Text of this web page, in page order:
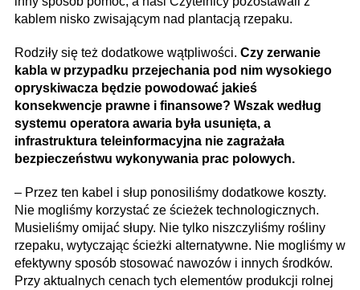
kablem nisko zwisającym nad plantacją rzepaku.
Rodziły się też dodatkowe wątpliwości. Czy zerwanie
kabla w przypadku przejechania pod nim wysokiego
opryskiwacza będzie powodować jakieś
konsekwencje prawne i finansowe? Wszak według
systemu operatora awaria była usunięta, a
infrastruktura teleinformacyjna nie zagrażała
bezpieczeństwu wykonywania prac polowych.
– Przez ten kabel i słup ponosiliśmy dodatkowe koszty.
Nie mogliśmy korzystać ze ścieżek techno­logicznych.
Musieliśmy omijać słupy. Nie tylko niszczyliśmy rośliny
rzepaku, wytyczając ścieżki alternatywne. Nie mogliśmy w
efektywny sposób stosować nawozów i innych środków.
Przy aktualnych cenach tych elementów produkcji rolnej